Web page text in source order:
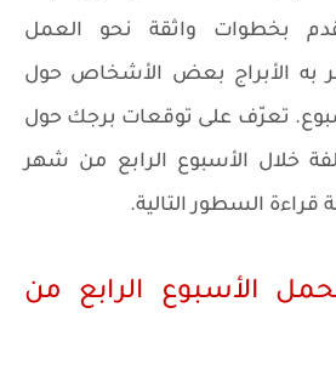
بخطوات واثقة نحو العمل
به الأبراج بعض الأشخاص حول
تعرّف على توقعات برجك حول
خلال الأسبوع الرابع من شهر
قراءة السطور التالية.
الأسبوع الرابع من